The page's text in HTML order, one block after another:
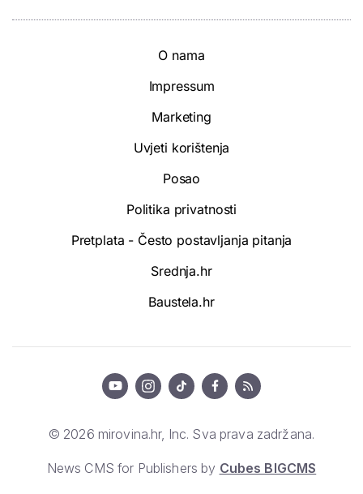
O nama
Impressum
Marketing
Uvjeti korištenja
Posao
Politika privatnosti
Pretplata - Često postavljanja pitanja
Srednja.hr
Baustela.hr
© 2026 mirovina.hr, Inc. Sva prava zadržana.
News CMS for Publishers by Cubes BIGCMS